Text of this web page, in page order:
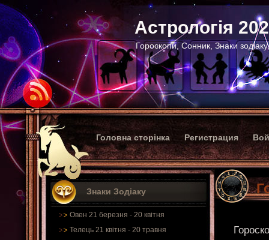
Астрологія
Гороскопи, Сонник, Знаки
Головна сторінка Регистрация
Знаки Зодіаку
Овен 21 березня - 20 квітня
Телець 21 квітня - 20 травня